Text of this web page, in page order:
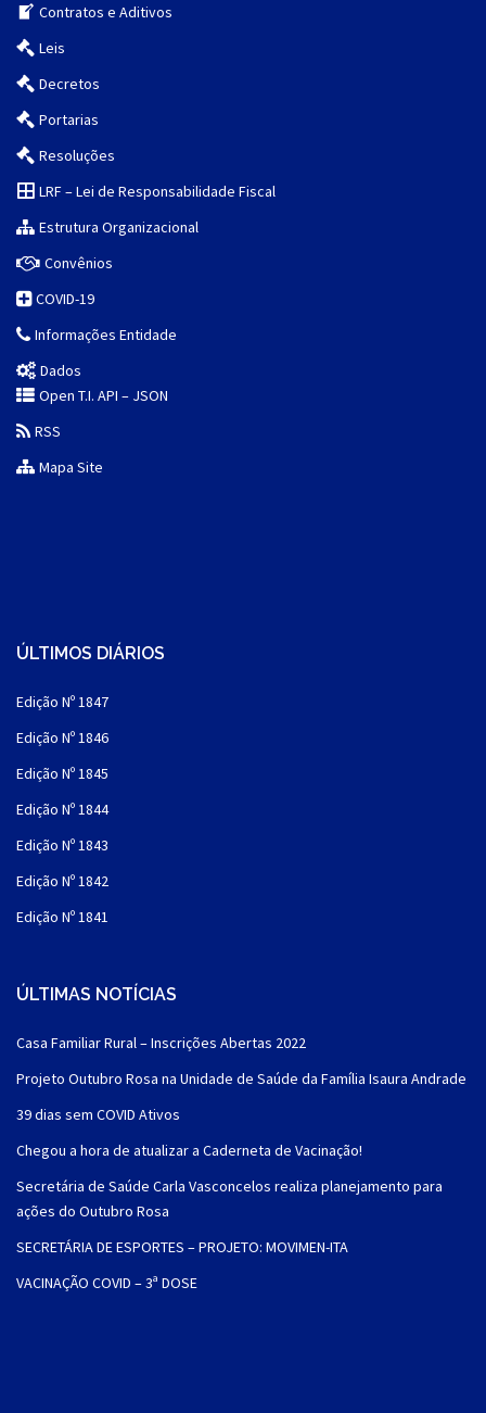
Contratos e Aditivos
Leis
Decretos
Portarias
Resoluções
LRF – Lei de Responsabilidade Fiscal
Estrutura Organizacional
Convênios
COVID-19
Informações Entidade
Dados
Open T.I. API – JSON
RSS
Mapa Site
ÚLTIMOS DIÁRIOS
Edição Nº 1847
Edição Nº 1846
Edição Nº 1845
Edição Nº 1844
Edição Nº 1843
Edição Nº 1842
Edição Nº 1841
ÚLTIMAS NOTÍCIAS
Casa Familiar Rural – Inscrições Abertas 2022
Projeto Outubro Rosa na Unidade de Saúde da Família Isaura Andrade
39 dias sem COVID Ativos
Chegou a hora de atualizar a Caderneta de Vacinação!
Secretária de Saúde Carla Vasconcelos realiza planejamento para
ações do Outubro Rosa
SECRETÁRIA DE ESPORTES – PROJETO: MOVIMEN-ITA
VACINAÇÃO COVID – 3ª DOSE